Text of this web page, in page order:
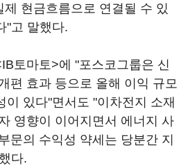
현금흐름으로 연결될 수 있
"고 말했다.
토마토>에 "포스코그룹은 신
편 효과 등으로 올해 이익 규모
이 있다"면서도 "이차전지 소재
영향이 이어지면서 에너지 사
문의 수익성 약세는 당분간 지
다.